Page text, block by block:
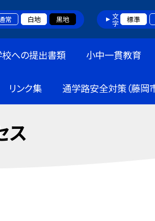
常 白地 黒地 文字 標準
への提出書類 小中一貫教育
リンク集 通学路安全対策（藤岡
ス